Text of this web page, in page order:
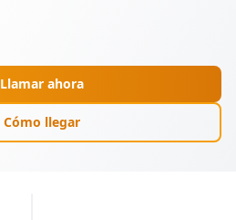
Llamar ahora
Cómo llegar